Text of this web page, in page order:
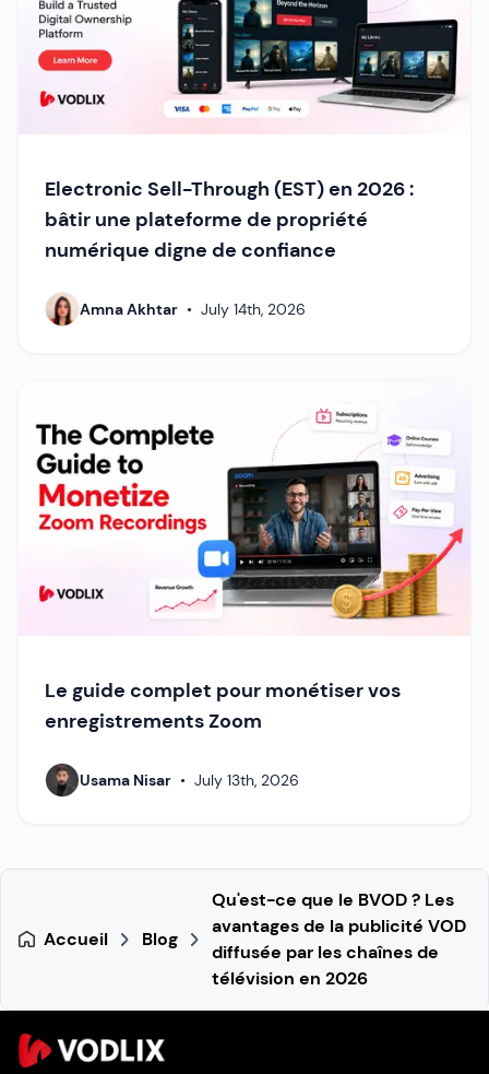
Electronic Sell-Through (EST) en 2026 :
bâtir une plateforme de propriété
numérique digne de confiance
Amna Akhtar • July 14th, 2026
Le guide complet pour monétiser vos
enregistrements Zoom
Usama Nisar • July 13th, 2026
Accueil Blog
Qu'est-ce que le BVOD ? Les
avantages de la publicité VOD
diffusée par les chaînes de
télévision en 2026